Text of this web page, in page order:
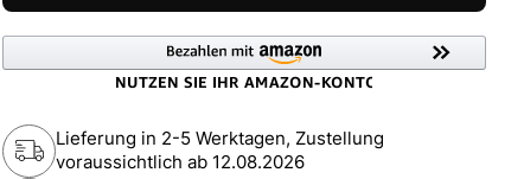
Lieferung in 2-5 Werktagen, Zustellung
voraussichtlich ab 12.08.2026